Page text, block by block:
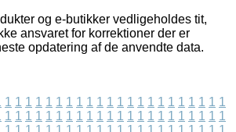
og e-butikker vedligeholdes tit,
ansvaret for korrektioner der er
opdatering af de anvendte data.
1 1 1 1 1 1 1 1 1 1 1 1 1 1 1 1 1 1 1 1 1 1
1 1 1 1 1 1 1 1 1 1 1 1 1 1 1 1 1 1 1 1 1 1